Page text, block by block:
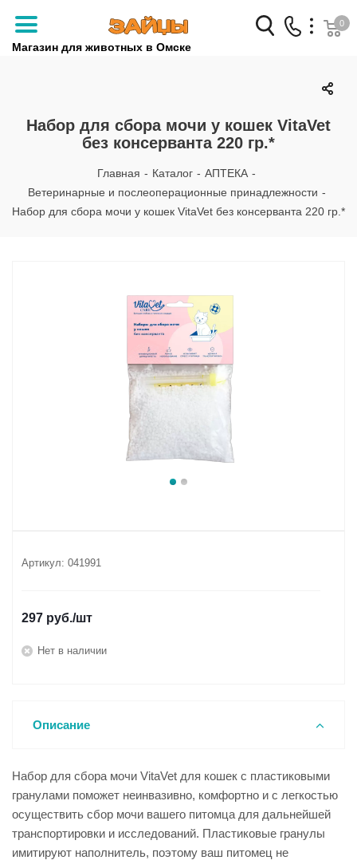
Магазин для животных в Омске
Заказать звонок
+7 (3812) 79-04-04
+7 (950) 959-88-32
0
Набор для сбора мочи у кошек VitaVet
без консерванта 220 гр.*
Главная - Каталог - АПТЕКА -
Ветеринарные и послеоперационные принадлежности -
Набор для сбора мочи у кошек VitaVet без консерванта 220 гр.*
Артикул: 041991
297 руб./шт
Нет в наличии
Описание
Набор для сбора мочи VitaVet для кошек с пластиковыми
гранулами поможет неинвазивно, комфортно и с легкостью
осуществить сбор мочи вашего питомца для дальнейшей
транспортировки и исследований. Пластиковые гранулы
имитируют наполнитель, поэтому ваш питомец не